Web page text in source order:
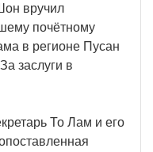
вручил
почётному
в регионе Пусан
заслуги в
То Лам и его